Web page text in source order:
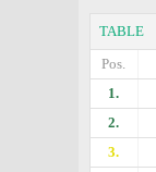
TABLE
Pos.
1.
2.
3.